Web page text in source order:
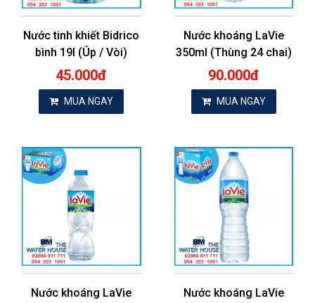
Nước tinh khiết Bidrico
bình 19l (Úp / Vòi)
45.000đ
MUA NGAY
Nước khoáng LaVie
350ml (Thùng 24 chai)
90.000đ
MUA NGAY
Nước khoáng LaVie
Nước khoáng LaVie